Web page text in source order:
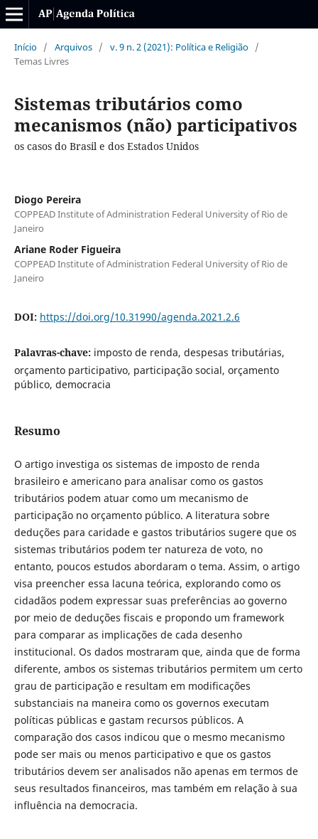
Início / Arquivos / v. 9 n. 2 (2021): Política e Religião /
Temas Livres
Sistemas tributários como
mecanismos (não) participativos
os casos do Brasil e dos Estados Unidos
Diogo Pereira
COPPEAD Institute of Administration Federal University of Rio de
Janeiro
Ariane Roder Figueira
COPPEAD Institute of Administration Federal University of Rio de
Janeiro
DOI: https://doi.org/10.31990/agenda.2021.2.6
Palavras-chave: imposto de renda, despesas tributárias,
orçamento participativo, participação social, orçamento
público, democracia
Resumo
O artigo investiga os sistemas de imposto de renda
brasileiro e americano para analisar como os gastos
tributários podem atuar como um mecanismo de
participação no orçamento público. A literatura sobre
deduções para caridade e gastos tributários sugere que os
sistemas tributários podem ter natureza de voto, no
entanto, poucos estudos abordaram o tema. Assim, o artigo
visa preencher essa lacuna teórica, explorando como os
cidadãos podem expressar suas preferências ao governo
por meio de deduções fiscais e propondo um framework
para comparar as implicações de cada desenho
institucional. Os dados mostraram que, ainda que de forma
diferente, ambos os sistemas tributários permitem um certo
grau de participação e resultam em modificações
substanciais na maneira como os governos executam
políticas públicas e gastam recursos públicos. A
comparação dos casos indicou que o mesmo mecanismo
pode ser mais ou menos participativo e que os gastos
tributários devem ser analisados não apenas em termos de
seus resultados financeiros, mas também em relação à sua
influência na democracia.